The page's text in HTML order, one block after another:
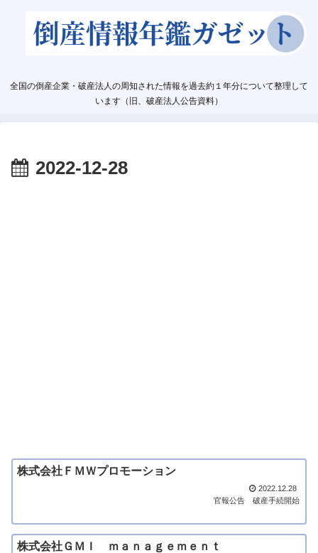
全国の倒産企業・破産法人の周知された情報を過去約１年分について整理して
います（旧、破産法人公告資料）
2022-12-28
株式会社ＦＭＷプロモーション
2022.12.28
官報公告
破産手続開始
株式会社ＧＭＩ ｍａｎａｇｅｍｅｎｔ